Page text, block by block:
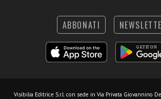
ABBONATI
Visibilia Editrice S.r.l. con sede in Via Privata Giovannino